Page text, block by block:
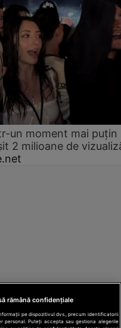
un moment mai puțin
2 milioane de
rămână confidențiale
pe dispozitivul dvs., precum identificatorii
Puteți accepta sau gestiona alegerile